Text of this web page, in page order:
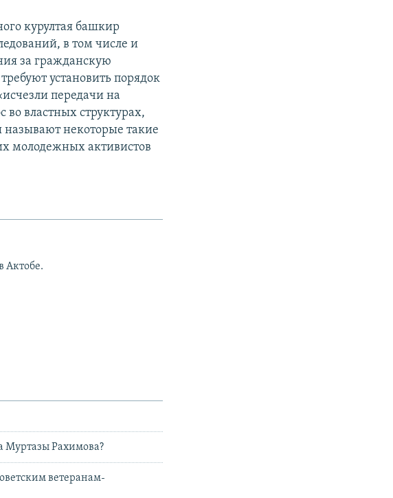
курултая башкир
в том числе и
за гражданскую
установить порядок
передачи на
властных структурах,
некоторые такие
молодежных активистов
Актобе.
Муртазы Рахимова?
ветеранам-